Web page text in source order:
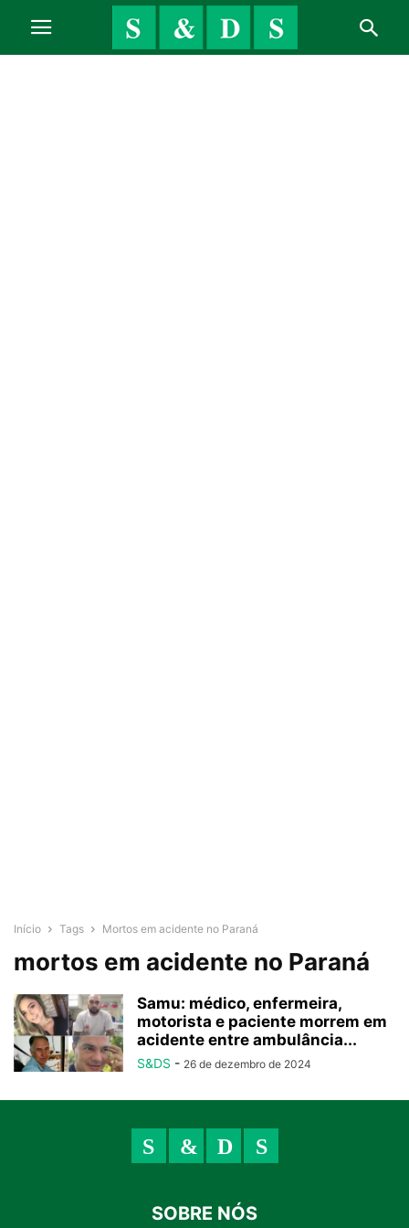
Início Tags Mortos em acidente no Paraná
mortos em acidente no Paraná
Samu: médico, enfermeira,
motorista e paciente morrem em
acidente entre ambulância...
S&DS - 26 de dezembro de 2024
SOBRE NÓS